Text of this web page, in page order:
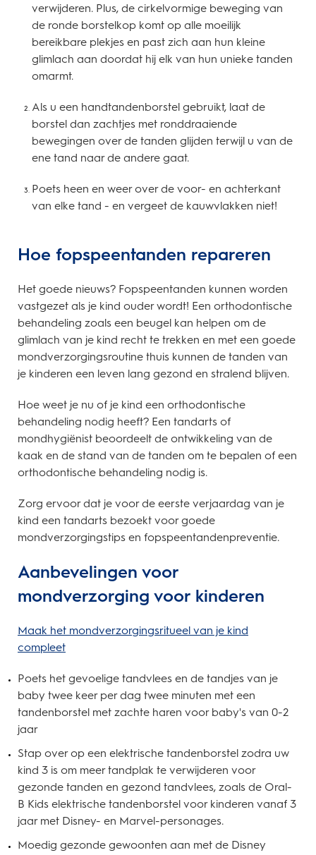
verwijderen. Plus, de cirkelvormige beweging van
de ronde borstelkop komt op alle moeilijk
bereikbare plekjes en past zich aan hun kleine
glimlach aan doordat hij elk van hun unieke tanden
omarmt.
Als u een handtandenborstel gebruikt, laat de
borstel dan zachtjes met ronddraaiende
bewegingen over de tanden glijden terwijl u van de
ene tand naar de andere gaat.
Poets heen en weer over de voor- en achterkant
van elke tand - en vergeet de kauwvlakken niet!
Hoe fopspeentanden repareren
Het goede nieuws? Fopspeentanden kunnen worden
vastgezet als je kind ouder wordt! Een orthodontische
behandeling zoals een beugel kan helpen om de
glimlach van je kind recht te trekken en met een goede
mondverzorgingsroutine thuis kunnen de tanden van
je kinderen een leven lang gezond en stralend blijven.
Hoe weet je nu of je kind een orthodontische
behandeling nodig heeft? Een tandarts of
mondhygiënist beoordeelt de ontwikkeling van de
kaak en de stand van de tanden om te bepalen of een
orthodontische behandeling nodig is.
Zorg ervoor dat je voor de eerste verjaardag van je
kind een tandarts bezoekt voor goede
mondverzorgingstips en fopspeentandenpreventie.
Aanbevelingen voor
mondverzorging voor kinderen
Maak het mondverzorgingsritueel van je kind
compleet
Poets het gevoelige tandvlees en de tandjes van je
baby twee keer per dag twee minuten met een
tandenborstel met zachte haren voor baby's van 0-2
jaar
Stap over op een elektrische tandenborstel zodra uw
kind 3 is om meer tandplak te verwijderen voor
gezonde tanden en gezond tandvlees, zoals de Oral-
B Kids elektrische tandenborstel voor kinderen vanaf 3
jaar met Disney- en Marvel-personages.
Moedig gezonde gewoonten aan met de Disney